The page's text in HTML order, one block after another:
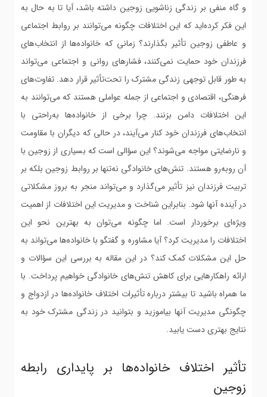
و گاه منفی بر زندگی زناشویی زوجین داشته باشد، آیا تا به حال به
این فکر کرده‌اید که این اختلافات چگونه می‌توانند بر روابط اجتماعی
و عاطفی زوجین تأثیر بگذارند؟ زمانی که خانواده‌ها از انتخاب‌های
فرزندان خود حمایت نمی‌کنند، فشارهای روانی و اجتماعی می‌تواند
به طور قابل توجهی زندگی مشترک را تحت‌تأثیر قرار دهد. تفاوت‌های
فرهنگی، اقتصادی و اجتماعی از جمله عواملی هستند که می‌توانند به
این اختلافات دامن بزنند. چرا برخی از خانواده‌ها به‌راحتی با
انتخاب‌های فرزندان خود کنار می‌آیند، در حالی که دیگران با مقاومت
و نارضایتی مواجه می‌شوند؟ این سؤالی است که بسیاری از زوجین با
آن روبه‌رو هستند. تنش‌های خانوادگی نه‌تنها بر روابط زوجین بلکه بر
تربیت فرزندان نیز تأثیر می‌گذارد و می‌تواند منجر به بروز مشکلاتی
در آینده آنها شود. بنابراین شناخت و مدیریت این اختلافات از اهمیت
ویژه‌ای برخوردار است. اما چگونه می‌توان به بهترین نحو این
اختلافات را مدیریت کرد؟ آیا مشاوره و گفتگو با خانواده‌ها می‌تواند به
حل این مشکلات کمک کند؟ در این مقاله به بررسی این سؤالات و
ارائه راهکارهایی برای کاهش تنش‌های خانوادگی خواهیم پرداخت. با
ما همراه باشید تا بیشتر درباره تأثیرات اختلاف خانواده‌ها در ازدواج و
چگونگی مدیریت آنها بیاموزید و بتوانید در زندگی مشترک خود به
نتایج بهتری دست یابید.
تأثیر اختلاف خانواده‌ها بر پایداری رابطه
زوجین